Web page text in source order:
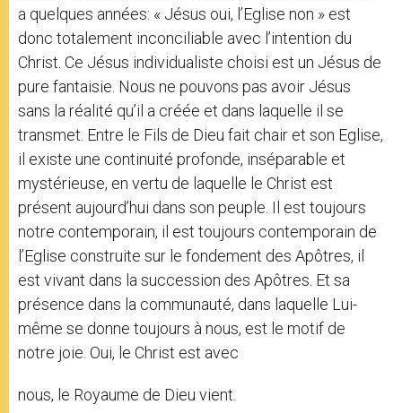
a quelques années: « Jésus oui, l’Eglise non » est
donc totalement inconciliable avec l’intention du
Christ. Ce Jésus individualiste choisi est un Jésus de
pure fantaisie. Nous ne pouvons pas avoir Jésus
sans la réalité qu’il a créée et dans laquelle il se
transmet. Entre le Fils de Dieu fait chair et son Eglise,
il existe une continuité profonde, inséparable et
mystérieuse, en vertu de laquelle le Christ est
présent aujourd’hui dans son peuple. Il est toujours
notre contemporain, il est toujours contemporain de
l’Eglise construite sur le fondement des Apôtres, il
est vivant dans la succession des Apôtres. Et sa
présence dans la communauté, dans laquelle Lui-
même se donne toujours à nous, est le motif de
notre joie. Oui, le Christ est avec
nous, le Royaume de Dieu vient.